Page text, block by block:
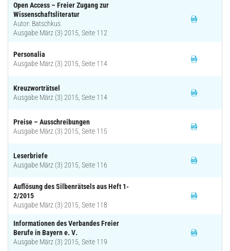
Open Access – Freier Zugang zur
Wissenschaftsliteratur
Autor: Batschkus
Ausgabe März (3) 2015, Seite 112
Personalia
Ausgabe März (3) 2015, Seite 114
Kreuzworträtsel
Ausgabe März (3) 2015, Seite 114
Preise – Ausschreibungen
Ausgabe März (3) 2015, Seite 115
Leserbriefe
Ausgabe März (3) 2015, Seite 116
Auflösung des Silbenrätsels aus Heft 1-
2/2015
Ausgabe März (3) 2015, Seite 118
Informationen des Verbandes Freier
Berufe in Bayern e. V.
Ausgabe März (3) 2015, Seite 119